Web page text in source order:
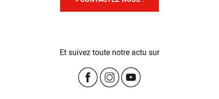
Et suivez toute notre actu sur